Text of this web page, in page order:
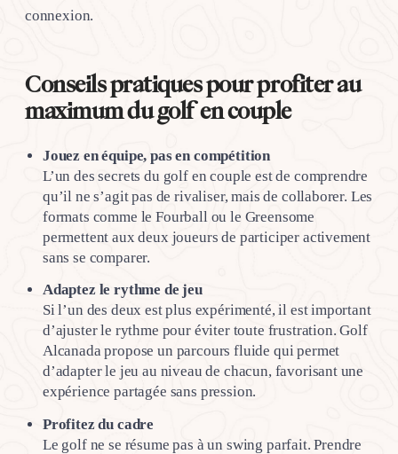
connexion.
Conseils pratiques pour profiter au
maximum du golf en couple
Jouez en équipe, pas en compétition
L’un des secrets du golf en couple est de comprendre
qu’il ne s’agit pas de rivaliser, mais de collaborer. Les
formats comme le Fourball ou le Greensome
permettent aux deux joueurs de participer activement
sans se comparer.
Adaptez le rythme de jeu
Si l’un des deux est plus expérimenté, il est important
d’ajuster le rythme pour éviter toute frustration. Golf
Alcanada propose un parcours fluide qui permet
d’adapter le jeu au niveau de chacun, favorisant une
expérience partagée sans pression.
Profitez du cadre
Le golf ne se résume pas à un swing parfait. Prendre